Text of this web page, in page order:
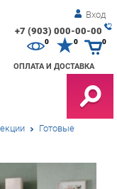
Вход
+7 (903) 000-00-00
ОПЛАТА И ДОСТАВКА
0 0
Готовые